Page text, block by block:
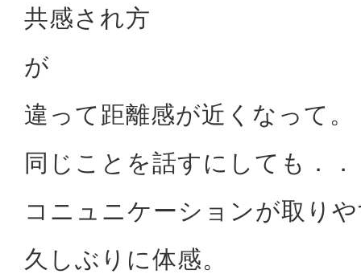
共感され方
が
違って距離感が近くなって。
同じことを話すにしても．．
コニュニケーションが取り
久しぶりに体感。